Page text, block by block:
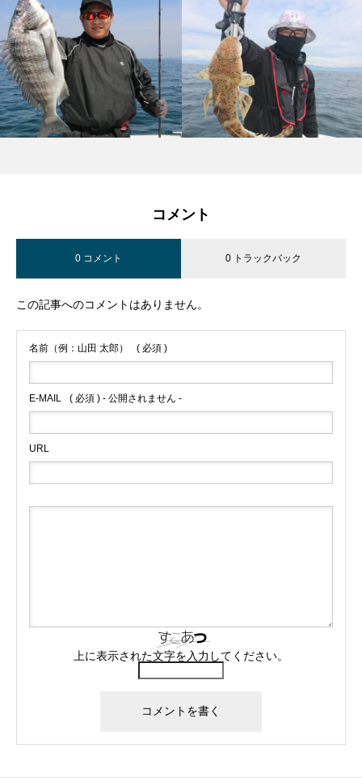
コメント
0 コメント 0 トラックバック
この記事へのコメントはありません。
名前（例：山田 太郎） ( 必須 )
E-MAIL ( 必須 ) - 公開されません -
URL
上に表示された文字を入力してください。